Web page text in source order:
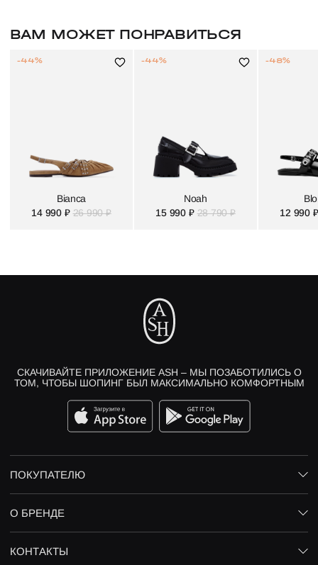
ВАМ МОЖЕТ ПОНРАВИТЬСЯ
Bianca
14 990 ₽ 26 990 ₽
-44%
Noah
15 990 ₽ 28 790 ₽
-44%
12 990 ₽
-48%
СКАЧИВАЙТЕ ПРИЛОЖЕНИЕ ASH – МЫ ПОЗАБОТИЛИСЬ О
ТОМ, ЧТОБЫ ШОПИНГ БЫЛ МАКСИМАЛЬНО КОМФОРТНЫМ
ПОКУПАТЕЛЮ
О БРЕНДЕ
КОНТАКТЫ